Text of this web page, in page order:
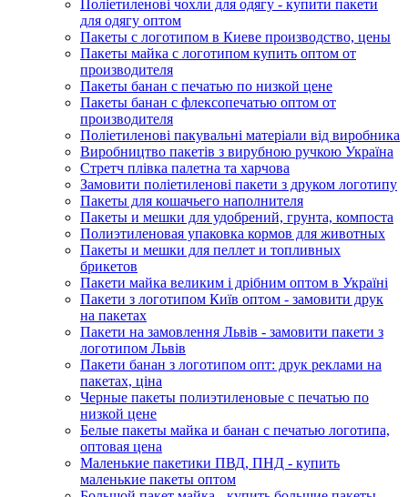
Поліетиленові чохли для одягу - купити пакети
для одягу оптом
Пакеты с логотипом в Киеве производство, цены
Пакеты майка с логотипом купить оптом от
производителя
Пакеты банан с печатью по низкой цене
Пакеты банан с флексопечатью оптом от
производителя
Поліетиленові пакувальні матеріали від виробника
Виробництво пакетів з вирубною ручкою Україна
Стретч плівка палетна та харчова
Замовити поліетиленові пакети з друком логотипу
Пакеты для кошачьего наполнителя
Пакеты и мешки для удобрений, грунта, компоста
Полиэтиленовая упаковка кормов для животных
Пакеты и мешки для пеллет и топливных
брикетов
Пакети майка великим і дрібним оптом в Україні
Пакети з логотипом Київ оптом - замовити друк
на пакетах
Пакети на замовлення Львів - замовити пакети з
логотипом Львів
Пакети банан з логотипом опт: друк реклами на
пакетах, ціна
Черные пакеты полиэтиленовые с печатью по
низкой цене
Белые пакеты майка и банан с печатью логотипа,
оптовая цена
Маленькие пакетики ПВД, ПНД - купить
маленькие пакеты оптом